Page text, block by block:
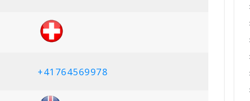
+41764569978